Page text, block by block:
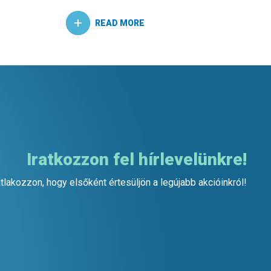
Iratkozzon fel hírlevelünkre!
hogy elsőként értesüljön a legújabb akcióinkról!